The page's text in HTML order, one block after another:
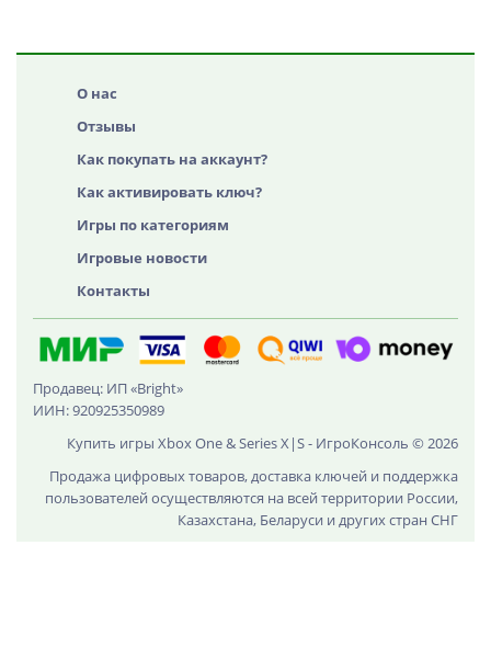
О нас
Отзывы
Как покупать на аккаунт?
Как активировать ключ?
Игры по категориям
Игровые новости
Контакты
Продавец: ИП «Bright»
ИИН: 920925350989
Купить игры Xbox One & Series X|S - ИгроКонсоль © 2026
Продажа цифровых товаров, доставка ключей и поддержка
пользователей осуществляются на всей территории России,
Казахстана, Беларуси и других стран СНГ